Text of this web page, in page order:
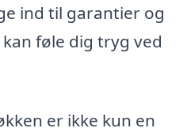
ind til garantier og
føle dig tryg ved
er ikke kun en